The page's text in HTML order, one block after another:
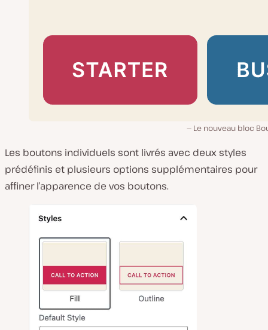
Le nouveau bloc
Les boutons individuels sont livrés avec deux styles
prédéfinis et plusieurs options supplémentaires pour
affiner l’apparence de vos boutons.